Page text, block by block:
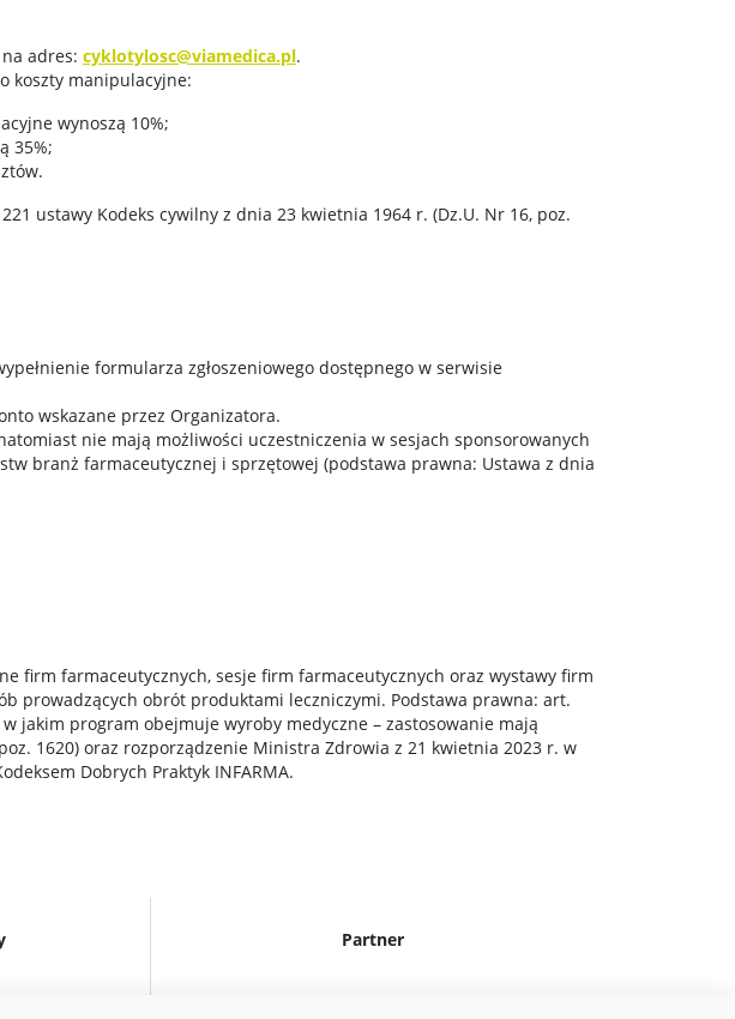
adres: cyklotylosc@viamedica.pl.
koszty manipulacyjne:
wynoszą 10%;
35%;
ustawy Kodeks cywilny z dnia 23 kwietnia 1964 r. (Dz.U. Nr 16, poz.
formularza zgłoszeniowego dostępnego w serwisie
wskazane przez Organizatora.
nie mają możliwości uczestniczenia w sesjach sponsorowanych
branż farmaceutycznej i sprzętowej (podstawa prawna: Ustawa z dnia
firm farmaceutycznych, sesje firm farmaceutycznych oraz wystawy firm
prowadzących obrót produktami leczniczymi. Podstawa prawna: art.
jakim program obejmuje wyroby medyczne – zastosowanie mają
1620) oraz rozporządzenie Ministra Zdrowia z 21 kwietnia 2023 r. w
Dobrych Praktyk INFARMA.
Partner